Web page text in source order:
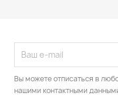
Вы можете отписаться в
нашими контактными